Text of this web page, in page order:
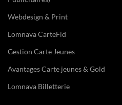
Webdesign & Print
Lomnava CarteFid
Gestion Carte Jeunes
Avantages Carte jeunes & Gold
Lomnava Billetterie